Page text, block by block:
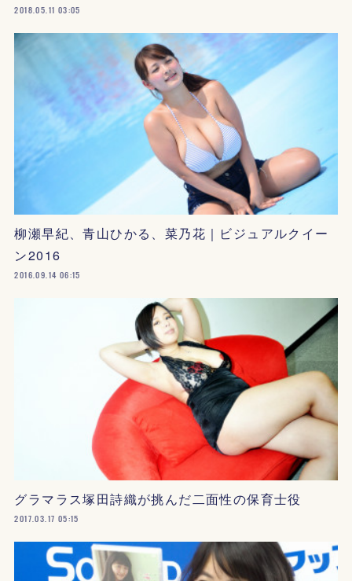
2018.05.11 03:05
柳瀬早紀、青山ひかる、菜乃花｜ビジュアルクイー
ン2016
2016.09.14 06:15
グラマラス塚田詩織が挑んだ二面性の保育士役
2017.03.17 05:15